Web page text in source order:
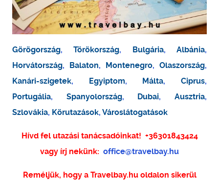
Görögország,Törökország, Bulgária,Albánia,
Horvátország, Balaton, Montenegro, Olaszország,
Kanári-szigetek, Egyiptom, Málta,Ciprus,
Portugália, Spanyolország, Dubai,Ausztria,
Szlovákia, Körutazások, Városlátogatások
Hívd fel utazási tanácsadóinkat! +36301843424
vagy írj nekünk: office@travelbay.hu
Reméljük, hogy a Travelbay.hu oldalon sikerül